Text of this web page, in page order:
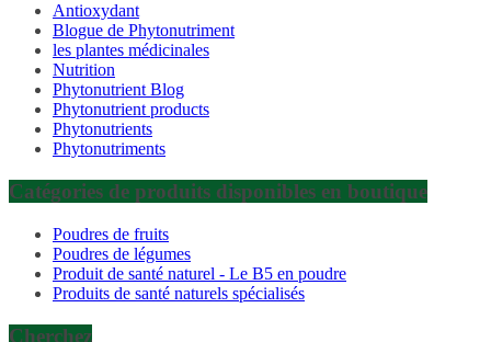
Antioxydant
Blogue de Phytonutriment
les plantes médicinales
Nutrition
Phytonutrient Blog
Phytonutrient products
Phytonutrients
Phytonutriments
Catégories de produits disponibles en boutique
Poudres de fruits
Poudres de légumes
Produit de santé naturel - Le B5 en poudre
Produits de santé naturels spécialisés
Cherchez